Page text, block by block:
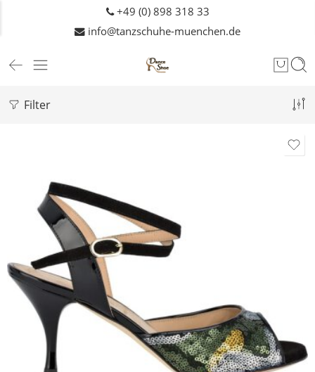
+49 (0) 898 318 33
info@tanzschuhe-muenchen.de
Filter